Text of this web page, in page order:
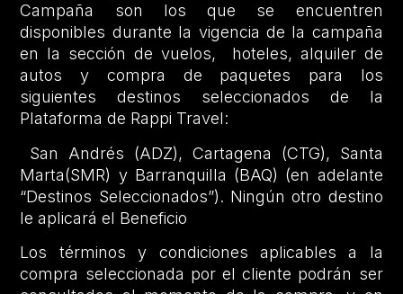
Campaña son los que se encuentren
disponibles durante la vigencia de la campaña
en la sección de vuelos, hoteles, alquiler de
autos y compra de paquetes para los
siguientes destinos seleccionados de la
Plataforma de Rappi Travel:
San Andrés (ADZ), Cartagena (CTG), Santa
Marta(SMR) y Barranquilla (BAQ) (en adelante
“Destinos Seleccionados”). Ningún otro destino
le aplicará el Beneficio
Los términos y condiciones aplicables a la
compra seleccionada por el cliente podrán ser